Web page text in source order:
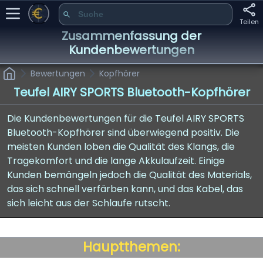
Teilen
Zusammenfassung der
Kundenbewertungen
Bewertungen Kopfhörer
Teufel AIRY SPORTS Bluetooth-Kopfhörer
Die Kundenbewertungen für die Teufel AIRY SPORTS
Bluetooth-Kopfhörer sind überwiegend positiv. Die
meisten Kunden loben die Qualität des Klangs, die
Tragekomfort und die lange Akkulaufzeit. Einige
Kunden bemängeln jedoch die Qualität des Materials,
das sich schnell verfärben kann, und das Kabel, das
sich leicht aus der Schlaufe rutscht.
Hauptthemen: